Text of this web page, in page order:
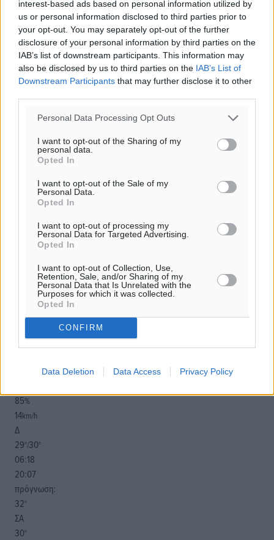
interest-based ads based on personal information utilized by
us or personal information disclosed to third parties prior to
your opt-out. You may separately opt-out of the further
disclosure of your personal information by third parties on the
IAB’s list of downstream participants. This information may
also be disclosed by us to third parties on the IAB’s List of
Downstream Participants that may further disclose it to other
Personal Data Processing Opt Outs
I want to opt-out of the Sharing of my
personal data.
Opted In
I want to opt-out of the Sale of my
Personal Data.
Opted In
I want to opt-out of processing my
Personal Data for Targeted Advertising.
Opted In
I want to opt-out of Collection, Use,
Retention, Sale, and/or Sharing of my
Personal Data that Is Unrelated with the
Purposes for which it was collected.
Opted In
CONFIRM
Data Deletion Data Access Privacy Policy
Υπενθύμιση:
Για την μερική αναπαραγωγή της είδησης από άλλες
ιστοσελίδες είναι απαραίτητη η χρήση του παρακάτω
της Δημοκρατικής.
o καιρός τώρα:
85%
14km/h
Δ
29°/30°
06:18
20:07
πρόγνωση:
32°
ΣΑ
30°